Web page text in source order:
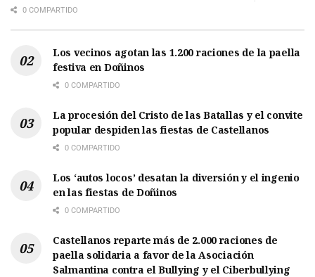
0 COMPARTIDO
Los vecinos agotan las 1.200 raciones de la paella
festiva en Doñinos
0 COMPARTIDO
La procesión del Cristo de las Batallas y el convite
popular despiden las fiestas de Castellanos
0 COMPARTIDO
Los ‘autos locos’ desatan la diversión y el ingenio
en las fiestas de Doñinos
0 COMPARTIDO
Castellanos reparte más de 2.000 raciones de
paella solidaria a favor de la Asociación
Salmantina contra el Bullying y el Ciberbullying